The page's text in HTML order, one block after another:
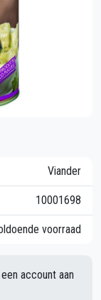
Viander
10001698
voorraad
account aan